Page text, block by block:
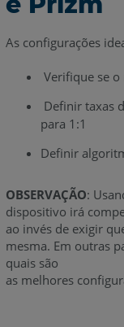
As configurações
Verifique se
Definir taxas
para 1:1
Definir
OBSERVAÇÃO:
dispositivo irá
ao invés de exigir
mesma. Em outras
quais são
as melhores